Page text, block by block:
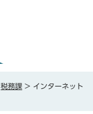
税務課 > インターネット